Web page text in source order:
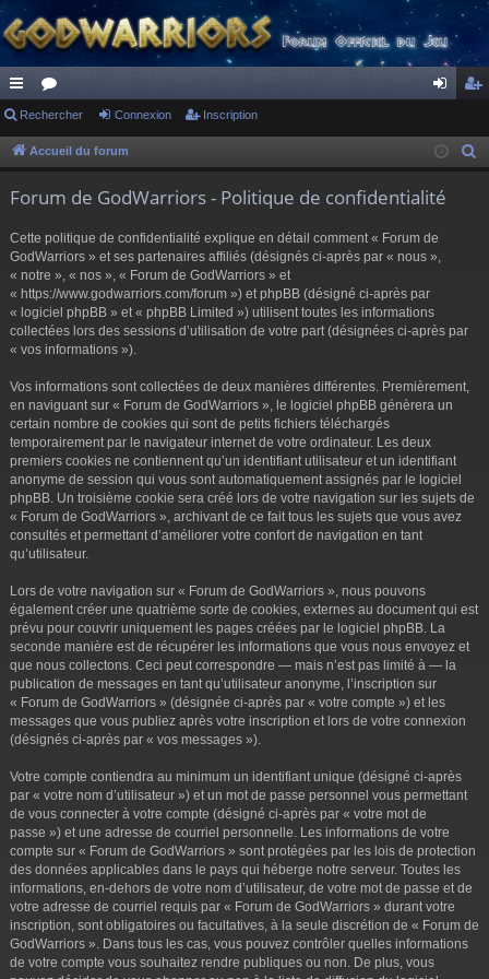
ac
co
s
or
u ne cri
Rechercher Connexion Inscription
Accueil du forum
Forum de GodWarriors - Politique de confidentialité
Cette politique de confidentialité explique en détail comment « Forum de
GodWarriors » et ses partenaires affiliés (désignés ci-après par « nous »,
« notre », « nos », « Forum de GodWarriors » et
« https://www.godwarriors.com/forum ») et phpBB (désigné ci-après par
« logiciel phpBB » et « phpBB Limited ») utilisent toutes les informations
collectées lors des sessions d’utilisation de votre part (désignées ci-après par
« vos informations »).
Vos informations sont collectées de deux manières différentes. Premièrement,
en naviguant sur « Forum de GodWarriors », le logiciel phpBB génèrera un
certain nombre de cookies qui sont de petits fichiers téléchargés
temporairement par le navigateur internet de votre ordinateur. Les deux
premiers cookies ne contiennent qu’un identifiant utilisateur et un identifiant
anonyme de session qui vous sont automatiquement assignés par le logiciel
phpBB. Un troisième cookie sera créé lors de votre navigation sur les sujets de
« Forum de GodWarriors », archivant de ce fait tous les sujets que vous avez
consultés et permettant d’améliorer votre confort de navigation en tant
qu’utilisateur.
Lors de votre navigation sur « Forum de GodWarriors », nous pouvons
également créer une quatrième sorte de cookies, externes au document qui est
prévu pour couvrir uniquement les pages créées par le logiciel phpBB. La
seconde manière est de récupérer les informations que vous nous envoyez et
que nous collectons. Ceci peut correspondre — mais n’est pas limité à — la
publication de messages en tant qu’utilisateur anonyme, l’inscription sur
« Forum de GodWarriors » (désignée ci-après par « votre compte ») et les
messages que vous publiez après votre inscription et lors de votre connexion
(désignés ci-après par « vos messages »).
Votre compte contiendra au minimum un identifiant unique (désigné ci-après
par « votre nom d’utilisateur ») et un mot de passe personnel vous permettant
de vous connecter à votre compte (désigné ci-après par « votre mot de
passe ») et une adresse de courriel personnelle. Les informations de votre
compte sur « Forum de GodWarriors » sont protégées par les lois de protection
des données applicables dans le pays qui héberge notre serveur. Toutes les
informations, en-dehors de votre nom d’utilisateur, de votre mot de passe et de
votre adresse de courriel requis par « Forum de GodWarriors » durant votre
inscription, sont obligatoires ou facultatives, à la seule discrétion de « Forum de
GodWarriors ». Dans tous les cas, vous pouvez contrôler quelles informations
de votre compte vous souhaitez rendre publiques ou non. De plus, vous